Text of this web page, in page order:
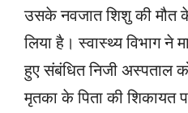
उसके नवजात शिशु की मौत
लिया है। स्वास्थ्य विभाग ने
हुए संबंधित निजी अस्पताल
मृतका के पिता की शिकायत